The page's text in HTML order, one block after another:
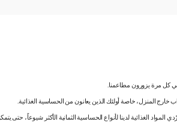
في كل مرة يزورون مطاعمنا.
خارج المنزل، خاصة أولئك الذين يعانون من الحساسية الغذائية.
الغذائية لدينا لأنواع الحساسية الثمانية الأكثر شيوعاً،